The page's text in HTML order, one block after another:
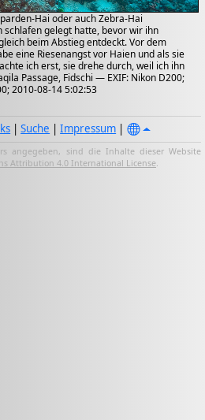
Hai oder auch Zebra-Hai
schlafen gelegt hatte, bevor wir ihn
beim Abstieg entdeckt. Vor dem
eine Riesenangst vor Haien und als sie
ich erst, sie drehe durch, weil ich ihn
Passage, Fidschi — EXIF: Nikon D200;
2010-08-14 5:02:53
|Suche |Impressum |
angegeben, sind die Inhalte dieser Website
Attribution 4.0 International License.